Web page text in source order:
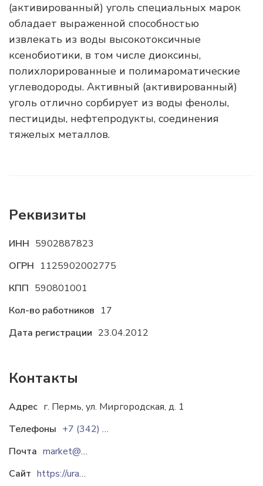
(активированный) уголь специальных марок
обладает выраженной способностью
извлекать из воды высокотоксичные
ксенобиотики, в том числе диоксины,
полихлорированные и полимароматические
углеводороды. Активный (активированный)
уголь отлично сорбирует из воды фенолы,
пестициды, нефтепродукты, соединения
тяжелых металлов.
Реквизиты
ИНН 5902887823
ОГРН 1125902002775
КПП 590801001
Кол-во работников 17
Дата регистрации 23.04.2012
Контакты
Адрес г. Пермь, ул. Миргородская, д. 1
Телефоны
+7 (342) 207-69-53
Почта
market@uralhimsorb.ru
Сайт
https://uralhimsorb.ru